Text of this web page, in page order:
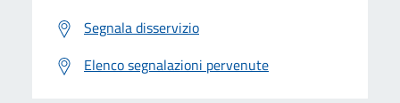
Segnala disservizio
Elenco segnalazioni pervenute